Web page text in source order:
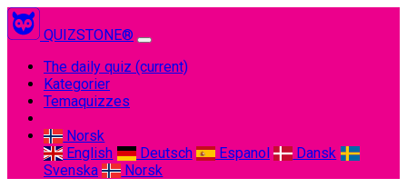
QUIZSTONE®
The daily quiz (current)
Kategorier
Temaquizzes
Norsk
English
Deutsch Espanol
Dansk
Svenska
Norsk